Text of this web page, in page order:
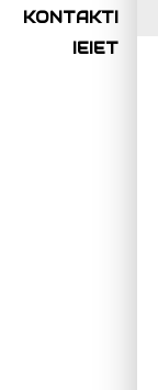
KONTAKTI
IEIET